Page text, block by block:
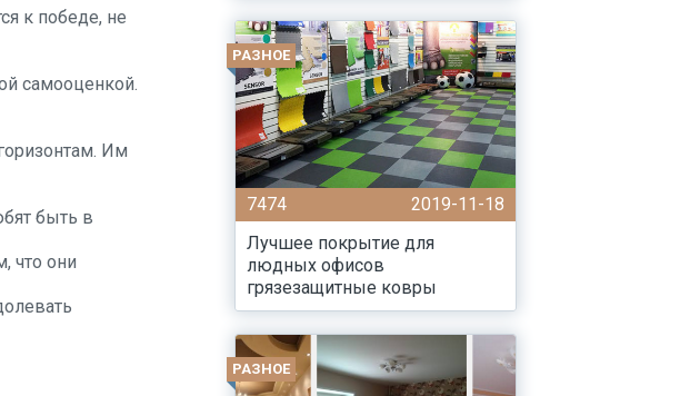
к победе, не
самооценкой.
Им
быть в
что они
РАЗНОЕ
7474
2019-11-18
Лучшее покрытие для
людных офисов
грязезащитные ковры
РАЗНОЕ